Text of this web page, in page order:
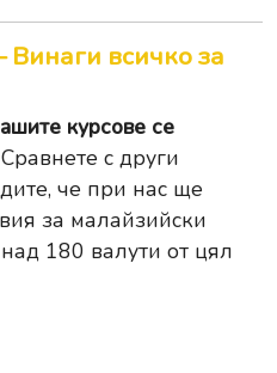
всичко за
курсове се
Сравнете с други
че при нас ще
за малайзийски
180 валути от цял